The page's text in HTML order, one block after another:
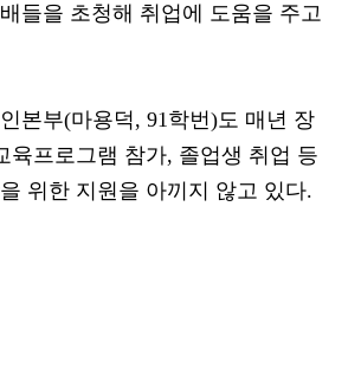
들을 초청해 취업에 도움을 주고
본부(마용덕, 91학번)도 매년 장
육프로그램 참가, 졸업생 취업 등
위한 지원을 아끼지 않고 있다.